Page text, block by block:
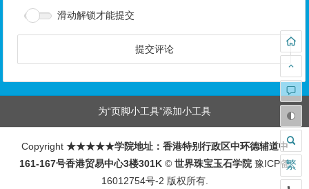
滑动解锁才能提交
为“页脚小工具”添加小工具
Copyright ★★★★★学院地址：香港特别行政区中环德辅道中
161-167号香港贸易中心3楼301K © 世界珠宝玉石学院 豫ICP备
16012754号-2 版权所有.
繁